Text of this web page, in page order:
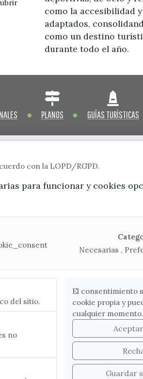
como la accesibilidad
adaptados,
como un destino
durante todo el año.
PLANOS GUÍAS TURÍSTICAS
instagram
2. CP 29740 - Torre del Mar
con la LOPD/RGPD.
para funcionar y cookies
Necesarias ,
del sitio.
no
El consentimiento
cookie propia y
cualquier momento.
Guardar